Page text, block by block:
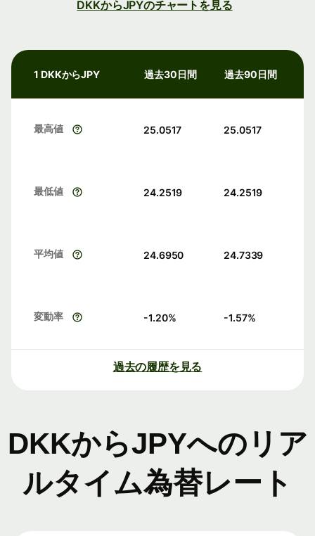
DKKからJPYのチャートを見る
1 DKKからJPY 過去30日間 過去90日間
最高値 25.0517 25.0517
最低値 24.2519 24.2519
平均値 24.6950 24.7339
変動率 -1.20% -1.57%
過去の履歴を見る
DKKからJPYへのリア
ルタイム為替レート